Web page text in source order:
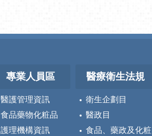
專業人員區
醫護管理資訊
食品藥物化粧品
護理機構資訊
醫療衛生法規
衛生企劃目
醫政目
食品、藥政及化粧